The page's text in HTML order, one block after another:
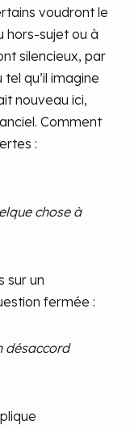
voudront le
hors-sujet ou à
silencieux, par
qu’il imagine
nouveau ici,
Comment
:
chose à
sur un
fermée :
désaccord